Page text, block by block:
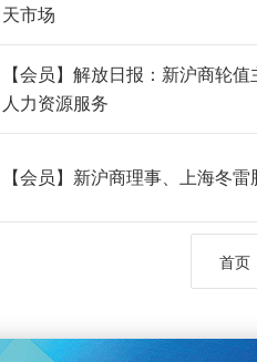
天市场
【会员】解放日报：新沪商轮
人力资源服务
【会员】新沪商理事、上海冬
首页